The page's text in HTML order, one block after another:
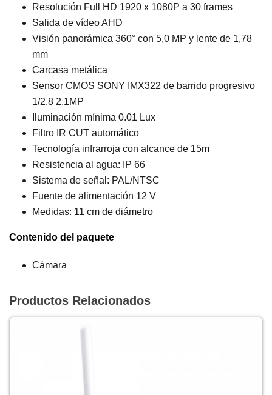
Resolución Full HD 1920 x 1080P a 30 frames
Salida de vídeo AHD
Visión panorámica 360° con 5,0 MP y lente de 1,78
mm
Carcasa metálica
Sensor CMOS SONY IMX322 de barrido progresivo
1/2.8 2.1MP
Iluminación mínima 0.01 Lux
Filtro IR CUT automático
Tecnología infrarroja con alcance de 15m
Resistencia al agua: IP 66
Sistema de señal: PAL/NTSC
Fuente de alimentación 12 V
Medidas: 11 cm de diámetro
Contenido del paquete
Cámara
Productos Relacionados